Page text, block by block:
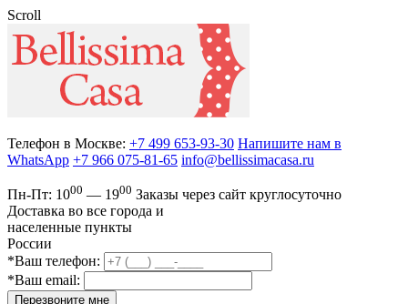
Scroll
Телефон в Москве: +7 499 653-93-30 Напишите нам в
WhatsApp +7 966 075-81-65 info@bellissimacasa.ru
Пн-Пт: 1000 — 1900 Заказы через сайт круглосуточно
Доставка во все города и
населенные пункты
России
*Ваш телефон:
*Ваш email:
Перезвоните мне